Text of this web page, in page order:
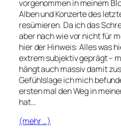
vorgenommen in meinem
Alben und Konzerte des
resümieren. Da ich das
aber nach wie vor nicht für
hier der Hinweis: Alles was
extrem subjektiv geprägt –
hängt auch massiv damit
Gefühlslage ich mich
ersten mal den Weg in
hat…
(mehr …)